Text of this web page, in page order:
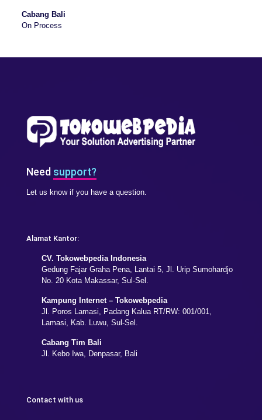
Cabang Bali
On Process
Need support?
Let us know if you have a question.
Alamat Kantor:
CV. Tokowebpedia Indonesia
Gedung Fajar Graha Pena, Lantai 5, Jl. Urip Sumohardjo
No. 20 Kota Makassar, Sul-Sel.
Kampung Internet – Tokowebpedia
Jl. Poros Lamasi, Padang Kalua RT/RW: 001/001,
Lamasi, Kab. Luwu, Sul-Sel.
Cabang Tim Bali
Jl. Kebo Iwa, Denpasar, Bali
Contact with us